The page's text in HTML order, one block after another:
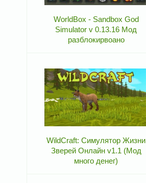
WorldBox - Sandbox God
Simulator v 0.13.16 Мод
разблокирвоано
WildCraft: Симулятор Жизни
Зверей Онлайн v1.1 (Мод
много денег)